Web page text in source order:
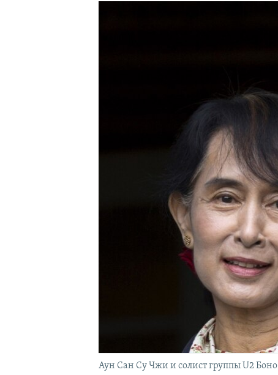
Аун Сан Су Чжи и солист группы U2 Боно